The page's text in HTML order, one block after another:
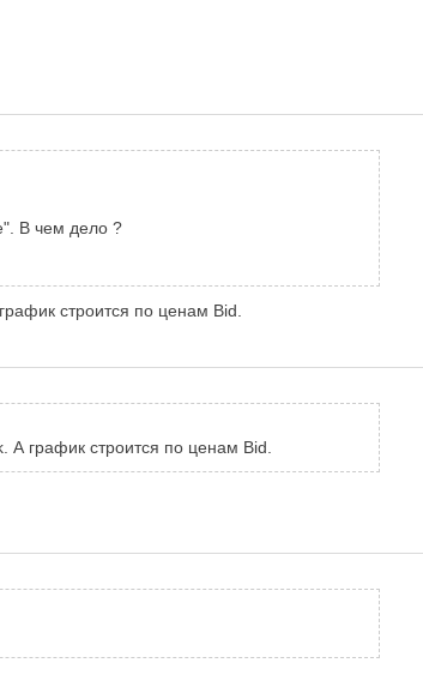
В чем дело ?
строится по ценам Bid.
А график строится по ценам Bid.